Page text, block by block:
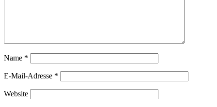
Name *
E-Mail-Adresse *
Website